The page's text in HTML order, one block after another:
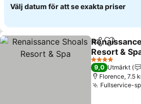
Välj datum för att se exakta priser
Dela Lägg till
Resort &
Se priser
4 Stjärnor
9,0 Utmärkt
Florence, 7.5
Fullservice-